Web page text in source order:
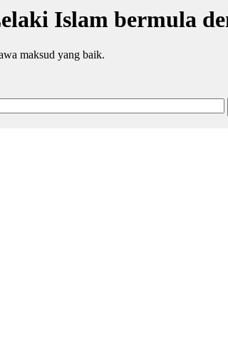
Islam bermula
maksud yang baik.